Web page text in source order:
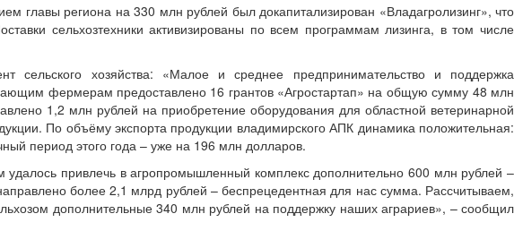
главы региона на 330 млн рублей был докапитализирован «Владагролизинг», что
сельхозтехники активизированы по всем программам лизинга, в том числе
сельского хозяйства: «Малое и среднее предпринимательство и поддержка
фермерам предоставлено 16 грантов «Агростартап» на общую сумму 48 млн
1,2 млн рублей на приобретение оборудования для областной ветеринарной
По объёму экспорта продукции владимирского АПК динамика положительная:
период этого года – уже на 196 млн долларов.
привлечь в агропромышленный комплекс дополнительно 600 млн рублей –
более 2,1 млрд рублей – беспрецедентная для нас сумма. Рассчитываем,
дополнительные 340 млн рублей на поддержку наших аграриев», – сообщил